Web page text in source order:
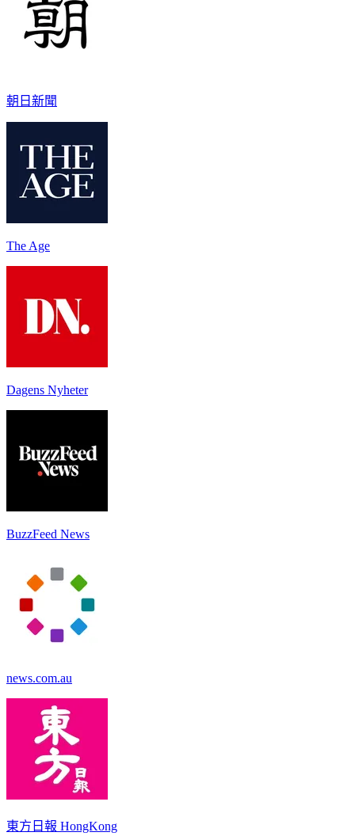
朝日新聞
The Age
Dagens Nyheter
BuzzFeed News
news.com.au
東方日報 HongKong